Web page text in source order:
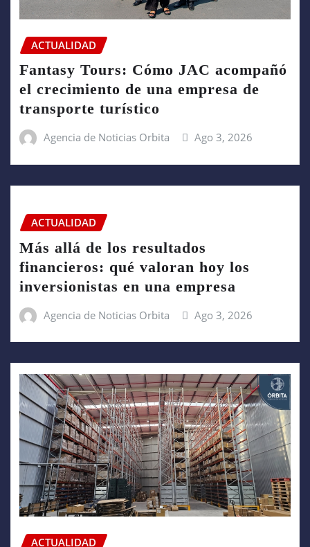
ACTUALIDAD
Fantasy Tours: Cómo JAC acompañó
el crecimiento de una empresa de
transporte turístico
Agencia de Noticias Orbita Ago 3, 2026
ACTUALIDAD
Más allá de los resultados
financieros: qué valoran hoy los
inversionistas en una empresa
Agencia de Noticias Orbita Ago 3, 2026
ACTUALIDAD